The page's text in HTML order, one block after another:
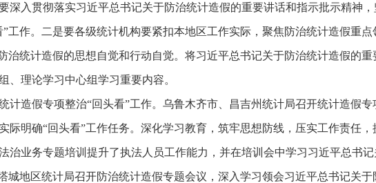
入贯彻落实习近平总书记关于防治统计造假的重要讲话和指示批示精神
”工作。二是要各级统计机构要紧扣本地区工作实际，聚焦防治统计造假重
治统计造假的思想自觉和行动自觉。将习近平总书记关于防治统计造假的
、理论学习中心组学习重要内容。
计造假专项整治“回头看”工作。乌鲁木齐市、昌吉州统计局召开统计造假专
明确“回头看”工作任务。深化学习教育，筑牢思想防线，压实工作责任，
治业务专题培训提升了执法人员工作能力，并在培训会中学习习近平总书
城地区统计局召开防治统计造假专题会议，深入学习领会习近平总书记关